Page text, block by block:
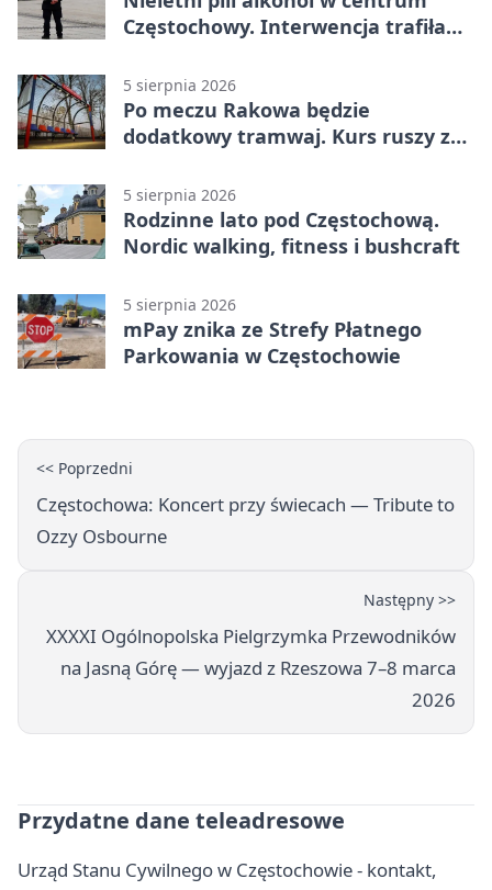
Częstochowy. Interwencja trafiła
5 sierpnia 2026
Po meczu Rakowa będzie
dodatkowy tramwaj. Kurs ruszy ze
5 sierpnia 2026
Rodzinne lato pod Częstochową.
Nordic walking, fitness i bushcraft
5 sierpnia 2026
mPay znika ze Strefy Płatnego
Parkowania w Częstochowie
<< Poprzedni
Częstochowa: Koncert przy świecach — Tribute to
Ozzy Osbourne
Następny >>
XXXXI Ogólnopolska Pielgrzymka Przewodników
na Jasną Górę — wyjazd z Rzeszowa 7–8 marca
2026
Przydatne dane teleadresowe
Urząd Stanu Cywilnego w Częstochowie - kontakt,